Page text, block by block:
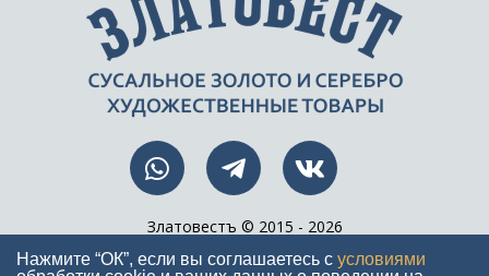
Златовестъ © 2015 - 2026
Нажмите “ОК”, если вы соглашаетесь с условиями